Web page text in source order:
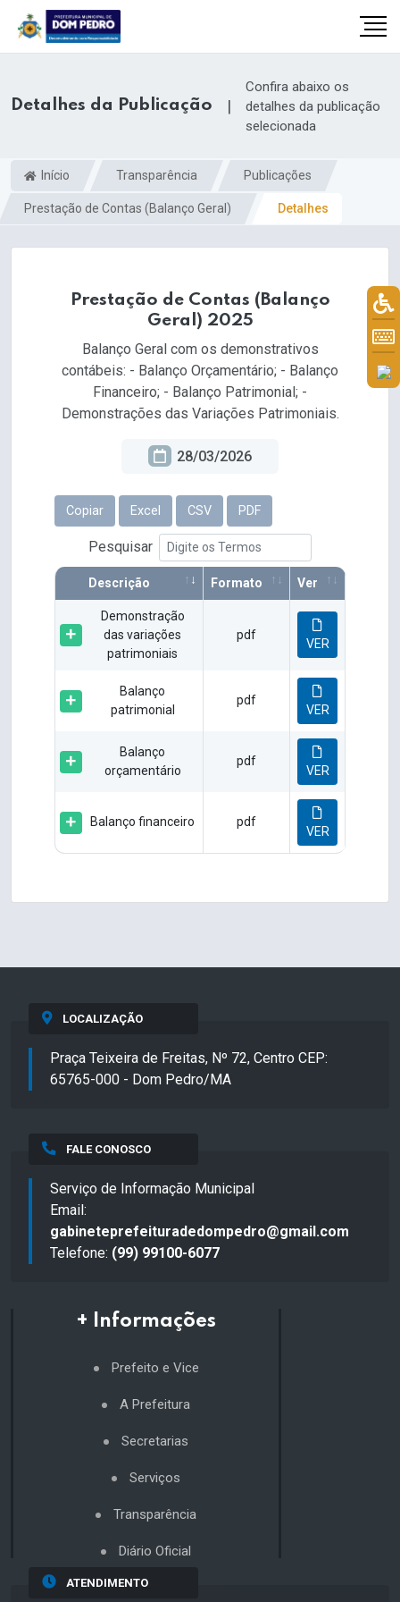
Detalhes da Publicação |
Confira abaixo os
detalhes da publicação
selecionada
Início Transparência Publicações
Prestação de Contas (Balanço Geral) Detalhes
Prestação de Contas (Balanço
Geral) 2025
Balanço Geral com os demonstrativos
contábeis: - Balanço Orçamentário; - Balanço
Financeiro; - Balanço Patrimonial; -
Demonstrações das Variações Patrimoniais.
28/03/2026
Copiar Excel CSV PDF
Pesquisar
Descrição Formato Ver
Demonstração
das variações
patrimoniais
pdf
VER
Balanço
patrimonial
pdf
VER
Balanço
orçamentário
pdf
VER
Balanço financeiro pdf
VER
LOCALIZAÇÃO
Praça Teixeira de Freitas, Nº 72, Centro CEP:
65765-000 - Dom Pedro/MA
FALE CONOSCO
Serviço de Informação Municipal
Email:
gabineteprefeituradedompedro@gmail.com
Telefone: (99) 99100-6077
+ Informações
Prefeito e Vice
A Prefeitura
Secretarias
Serviços
Transparência
Diário Oficial
ATENDIMENTO